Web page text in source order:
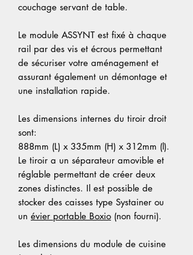
couchage servant de table.
Le module ASSYNT est fixé à chaque
rail par des vis et écrous permettant
de sécuriser votre aménagement et
assurant également un démontage et
une installation rapide.
Les dimensions internes du tiroir droit
sont:
888mm (L) x 335mm (H) x 312mm (l).
Le tiroir a un séparateur amovible et
réglable permettant de créer deux
zones distinctes. Il est possible de
stocker des caisses type Systainer ou
un évier portable Boxio (non fourni).
Les dimensions du module de cuisine